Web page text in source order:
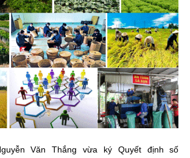
Văn Thắng vừa ký Quyết định số